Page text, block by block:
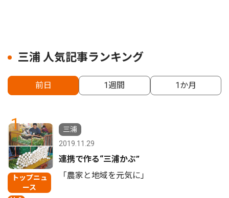
三浦 人気記事ランキング
前日 1週間 1か月
1
トップニュ
ース
三浦
2019.11.29
連携で作る“三浦かぶ”
「農家と地域を元気に」